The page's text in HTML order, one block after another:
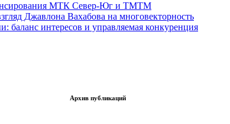
МТК Север-Юг и ТМТМ
Джавлона Вахабова на многовекторность
баланс интересов и управляемая конкуренция
Архив публикаций